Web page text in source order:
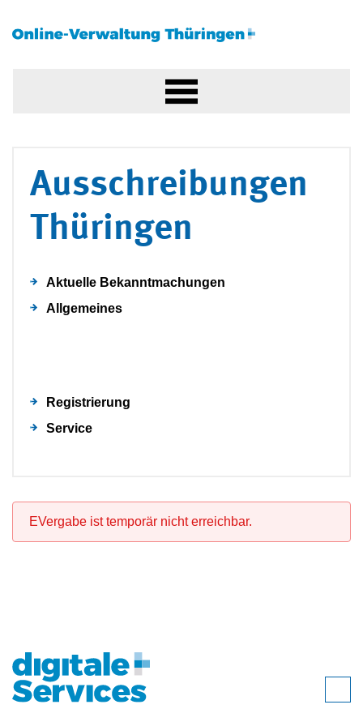
Ausschreibungen
Thüringen
Aktuelle Bekanntmachungen
Allgemeines
Registrierung
Service
EVergabe ist temporär nicht erreichbar.